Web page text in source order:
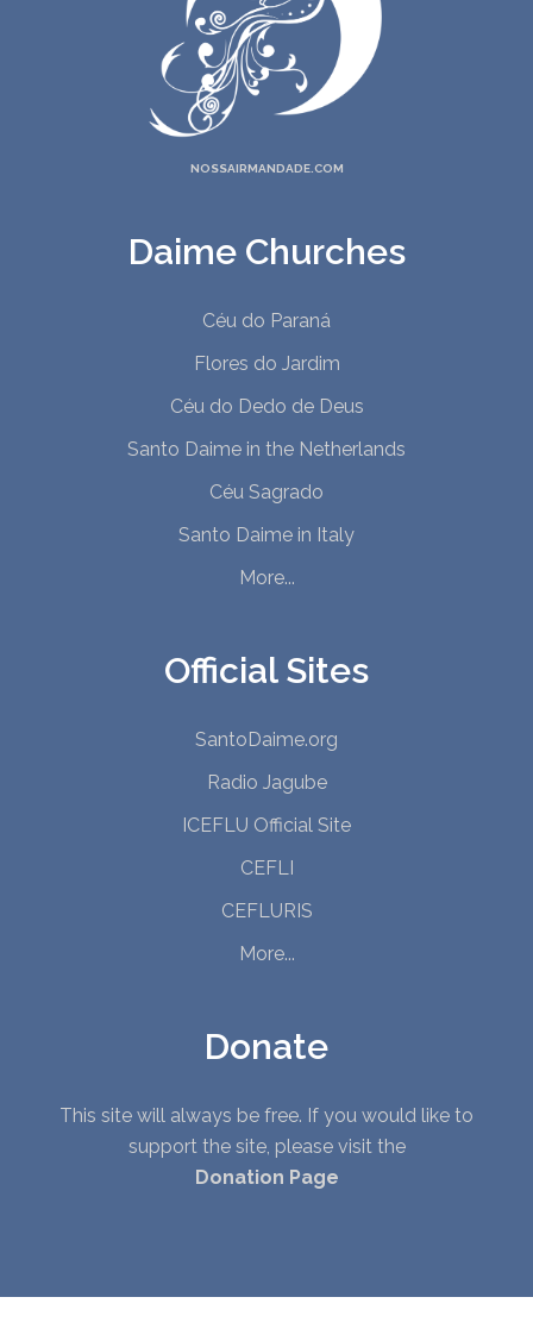
NOSSAIRMANDADE.COM
Daime Churches
Céu do Paraná
Flores do Jardim
Céu do Dedo de Deus
Santo Daime in the Netherlands
Céu Sagrado
Santo Daime in Italy
More...
Official Sites
SantoDaime.org
Radio Jagube
ICEFLU Official Site
CEFLI
CEFLURIS
More...
Donate
This site will always be free. If you would like to
support the site, please visit the
Donation Page